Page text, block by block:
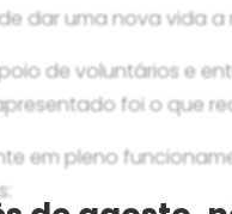
dar uma nova vida a
de voluntários e
foi o que
em pleno